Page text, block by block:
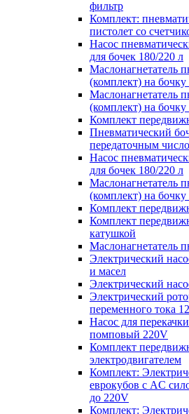
фильтр
Комплект:
пистолет со
Насос
для бочек 180/220 л
Маслонагнетатель
(комплект) на бочку
Маслонагнетатель
(комплект) на бочку
Комплект
Пневматический
передаточным
Насос
для бочек 180/220 л
Маслонагнетатель
(комплект) на бочку
Комплект
Комплект
катушкой
Маслонагнетатель
Электрический
и масел
Электрический
Электрический
переменного тока
Насос для
помповый 220V
Комплект
электродвигателем
Комплект:
еврокубов с AC
до 220V
Комплект: